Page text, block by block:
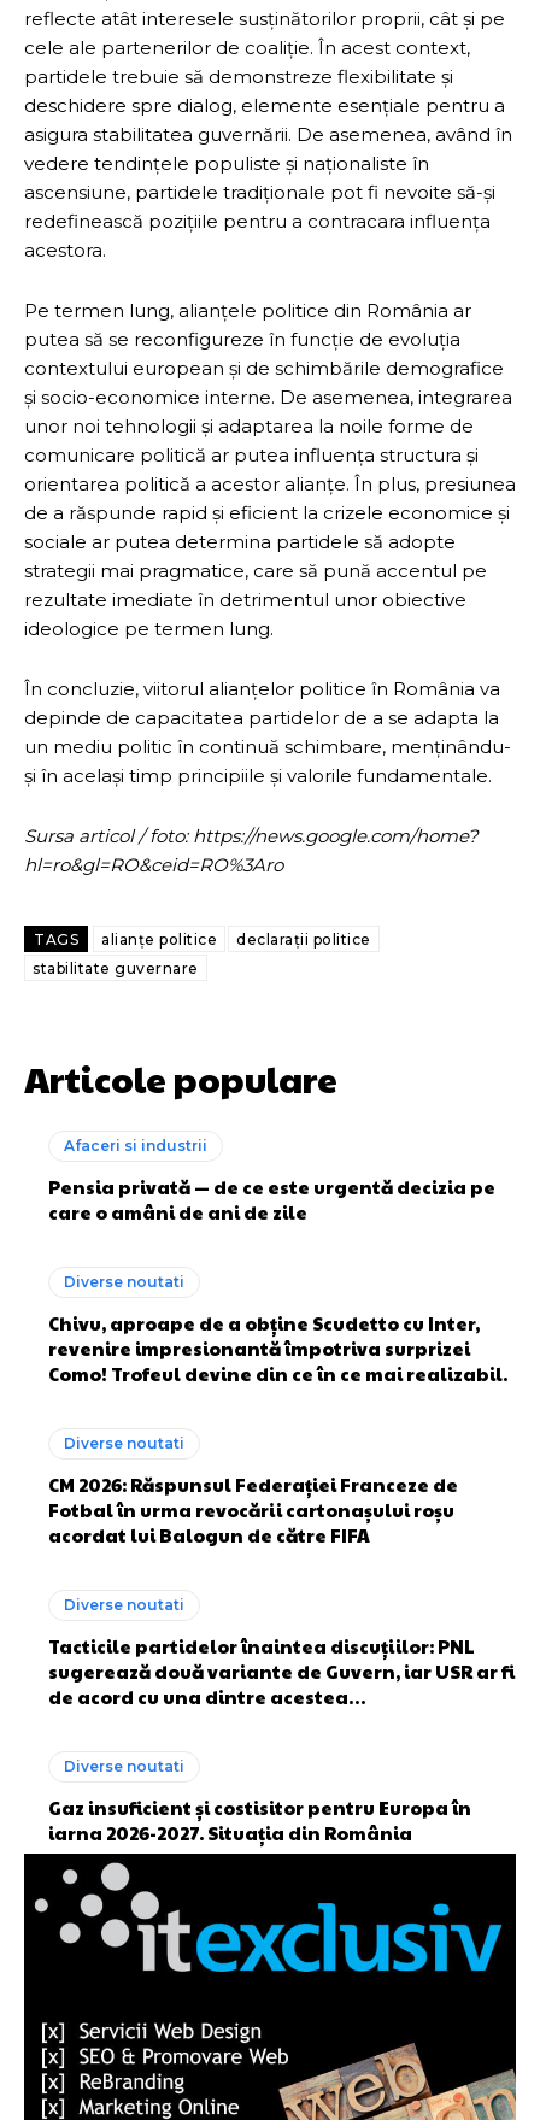
reflecte atât interesele susținătorilor proprii, cât și pe
cele ale partenerilor de coaliție. În acest context,
partidele trebuie să demonstreze flexibilitate și
deschidere spre dialog, elemente esențiale pentru a
asigura stabilitatea guvernării. De asemenea, având în
vedere tendințele populiste și naționaliste în
ascensiune, partidele tradiționale pot fi nevoite să-și
redefinească pozițiile pentru a contracara influența
acestora.
Pe termen lung, alianțele politice din România ar
putea să se reconfigureze în funcție de evoluția
contextului european și de schimbările demografice
și socio-economice interne. De asemenea, integrarea
unor noi tehnologii și adaptarea la noile forme de
comunicare politică ar putea influența structura și
orientarea politică a acestor alianțe. În plus, presiunea
de a răspunde rapid și eficient la crizele economice și
sociale ar putea determina partidele să adopte
strategii mai pragmatice, care să pună accentul pe
rezultate imediate în detrimentul unor obiective
ideologice pe termen lung.
În concluzie, viitorul alianțelor politice în România va
depinde de capacitatea partidelor de a se adapta la
un mediu politic în continuă schimbare, menținându-
și în același timp principiile și valorile fundamentale.
Sursa articol / foto: https://news.google.com/home?
hl=ro&gl=RO&ceid=RO%3Aro
TAGS alianțe politice
declarații politice
stabilitate guvernare
Articole populare
Afaceri si industrii
Pensia privată — de ce este urgentă decizia pe
care o amâni de ani de zile
Diverse noutati
Chivu, aproape de a obține Scudetto cu Inter,
revenire impresionantă împotriva surprizei
Como! Trofeul devine din ce în ce mai realizabil.
Diverse noutati
CM 2026: Răspunsul Federației Franceze de
Fotbal în urma revocării cartonașului roșu
acordat lui Balogun de către FIFA
Diverse noutati
Tacticile partidelor înaintea discuțiilor: PNL
sugerează două variante de Guvern, iar USR ar fi
de acord cu una dintre acestea…
Diverse noutati
Gaz insuficient și costisitor pentru Europa în
iarna 2026-2027. Situația din România